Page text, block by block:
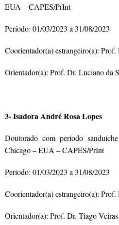
EUA – CAPES/PrInt
Período: 01/03/2023 a 31/08/2023
Coorientador(a) estrangeiro(a):
Orientador(a): Prof. Dr. Luciano da
3- Isadora André Rosa Lopes
Doutorado com período
Chicago – EUA – CAPES/PrInt
Período: 01/03/2023 a 31/08/2023
Coorientador(a) estrangeiro(a):
Orientador(a): Prof. Dr. Tiago